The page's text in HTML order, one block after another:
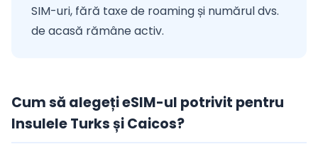
SIM-uri, fără taxe de roaming și numărul dvs.
de acasă rămâne activ.
Cum să alegeți eSIM-ul potrivit pentru
Insulele Turks și Caicos?